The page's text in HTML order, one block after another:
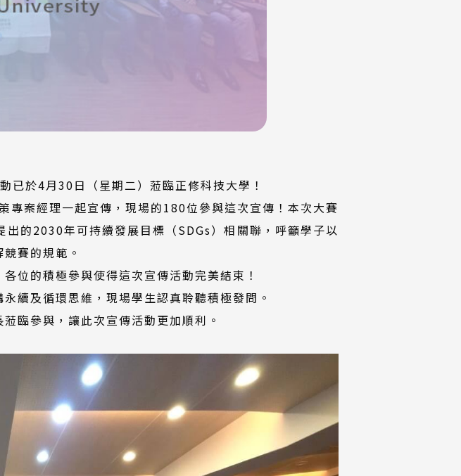
於4月30日（星期二）蒞臨正修科技大學！
案經理一起宣傳，現場的180位參與這次宣傳！本次大賽
的2030年可持續發展目標（SDGs）相關聯，呼籲學子以
賽的規範。
位的積極參與使得這次宣傳活動完美結束！
續及循環思維，現場學生認真聆聽積極發問。
臨參與，讓此次宣傳活動更加順利。